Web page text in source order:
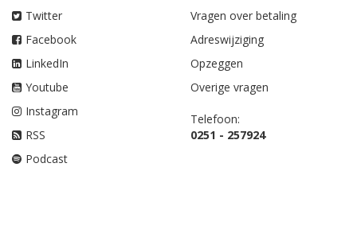
Twitter
Facebook
LinkedIn
Youtube
Instagram
RSS
Podcast
Vragen over betaling
Adreswijziging
Opzeggen
Overige vragen
Telefoon:
0251 - 257924